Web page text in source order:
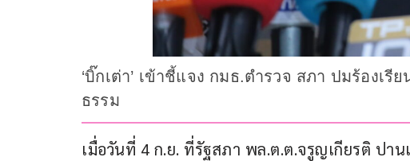
‘บิ๊กเต่า’ เข้าชี้แจง กมธ.ตำรวจ สภา ปมร้องเ
ธรรม
เมื่อวันที่ 4 ก.ย. ที่รัฐสภา พล.ต.ต.จรูญเกียรติ ปา